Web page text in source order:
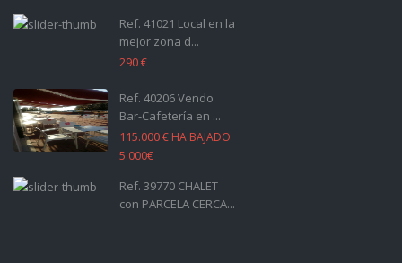
Ref. 41021 Local en la
mejor zona d...
290 €
Ref. 40206 Vendo
Bar-Cafetería en ...
115.000 € HA BAJADO
5.000€
Ref. 39770 CHALET
con PARCELA CERCA...